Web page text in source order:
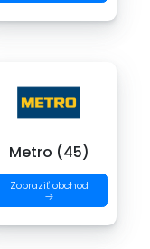
Metro (45)
Zobraziť obchod
→